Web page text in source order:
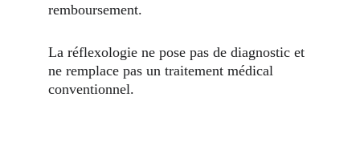
remboursement.
La réflexologie ne pose pas de diagnostic et
ne remplace pas un traitement médical
conventionnel.